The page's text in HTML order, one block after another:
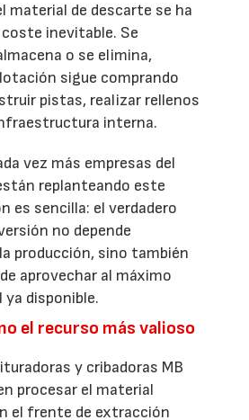
material de descarte se ha
inevitable. Se
o se elimina,
sigue comprando
pistas, realizar rellenos
interna.
vez más empresas del
replanteando este
es sencilla: el verdadero
no depende
producción, sino también
aprovechar al máximo
disponible.
el recurso más valioso
y cribadoras MB
procesar el material
el frente de extracción